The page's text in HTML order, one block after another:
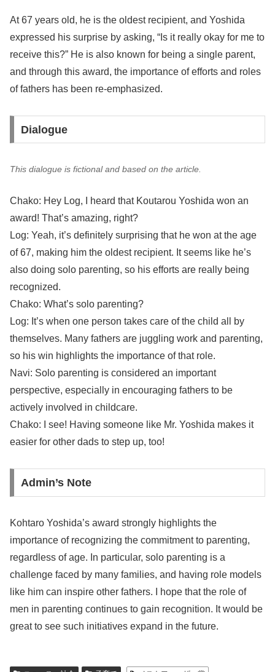
At 67 years old, he is the oldest recipient, and Yoshida
expressed his surprise by asking, “Is it really okay for me to
receive this?” He is also known for being a single parent,
and through this award, the importance of efforts and roles
of fathers has been re-emphasized.
Dialogue
This dialogue is fictional and based on the article.
Chako: Hey Log, I heard that Koutarou Yoshida won an
award! That’s amazing, right?
Log: Yeah, it’s definitely surprising that he won at the age
of 67, making him the oldest recipient. It seems like he’s
also doing solo parenting, so his efforts are really being
recognized.
Chako: What’s solo parenting?
Log: It’s when one person takes care of the child all by
themselves. Many fathers are juggling work and parenting,
so his win highlights the importance of that role.
Navi: Solo parenting is considered an important
perspective, especially in encouraging fathers to be
actively involved in childcare.
Chako: I see! Having someone like Mr. Yoshida makes it
easier for other dads to step up, too!
Admin’s Note
Kohtaro Yoshida’s award strongly highlights the
importance of recognizing the commitment to parenting,
regardless of age. In particular, solo parenting is a
challenge faced by many families, and having role models
like him can inspire other fathers. I hope that the role of
men in parenting continues to gain recognition. It would be
great to see such initiatives expand in the future.